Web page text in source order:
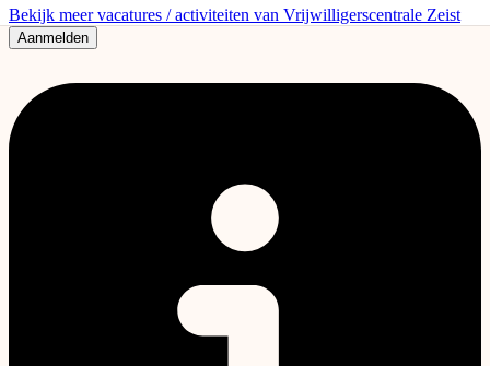
Bekijk meer vacatures / activiteiten van Vrijwilligerscentrale Zeist
Aanmelden